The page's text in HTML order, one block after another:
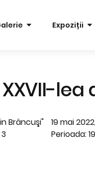
Expoziții
lea
Brâncuşi"
19 mai
Perioada: